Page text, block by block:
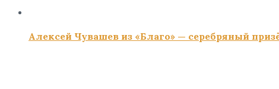
Алексей Чувашев из «Благо» — серебряный